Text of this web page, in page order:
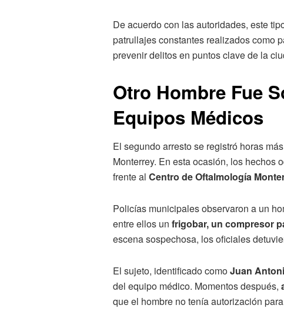
De acuerdo con las autoridades, este
patrullajes constantes realizados como
prevenir delitos en puntos clave de la
Otro Hombre Fue
Equipos Médicos
El segundo arresto se registró horas
Monterrey. En esta ocasión, los hechos
frente al Centro de Oftalmología
Policías municipales observaron a un
entre ellos un frigobar, un compresor
escena sospechosa, los oficiales
El sujeto, identificado comoJuan
del equipo médico. Momentos después,
que el hombre no tenía autorización